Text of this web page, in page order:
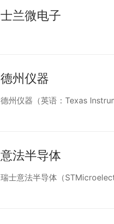
士兰微电子
德州仪器
德州仪器（英语：Texas
意法半导体
瑞士意法半导体（